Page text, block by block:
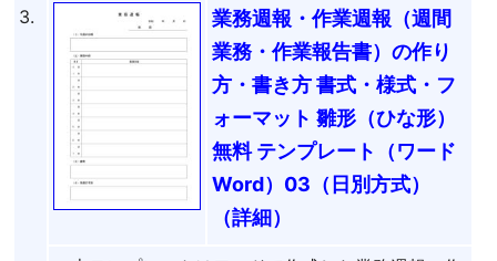
3.
業務週報・作業週報（週間
業務・作業報告書）の作り
方・書き方 書式・様式・フ
ォーマット 雛形（ひな形）
無料 テンプレート（ワード
Word）03（日別方式）
（詳細）